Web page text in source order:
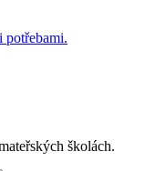
potřebami.
školách.